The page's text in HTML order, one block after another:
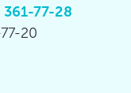
361-77-28
20